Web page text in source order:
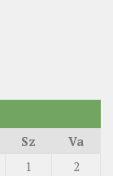
Sz Va
1
2